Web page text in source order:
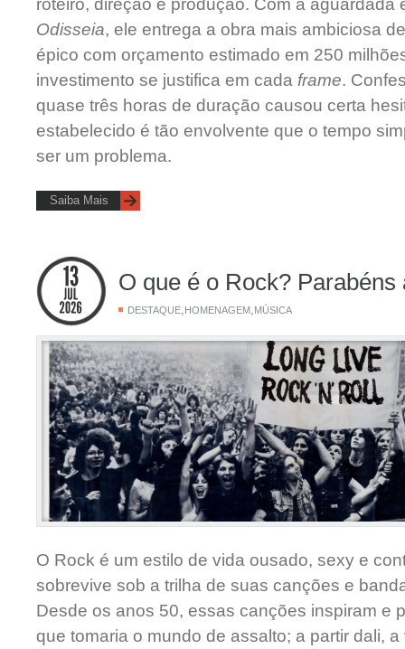
Odisseia, ele entrega a obra mais ambiciosa
épico com orçamento estimado em 250
investimento se justifica em cada frame.
quase três horas de duração causou certa
estabelecido é tão envolvente que o tempo
ser um problema.
Saiba Mais
O que é o Rock? Parabéns
DESTAQUE,HOMENAGEM,MÚSICA
O Rock é um estilo de vida ousado, sexy e
sobrevive sob a trilha de suas canções e
Desde os anos 50, essas canções inspiram e
que tomaria o mundo de assalto; a partir dali,